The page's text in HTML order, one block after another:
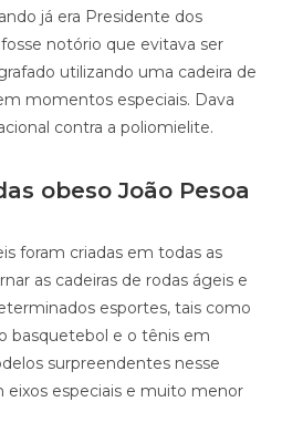
já era Presidente dos
notório que evitava ser
utilizando uma cadeira de
momentos especiais. Dava
contra a poliomielite.
obeso João Pesoa
foram criadas em todas as
as cadeiras de rodas ágeis e
esportes, tais como
basquetebol e o tênis em
surpreendentes nesse
eixos especiais e muito menor